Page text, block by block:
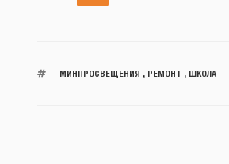
МИНПРОСВЕЩЕНИЯ , РЕМОНТ , ШКОЛА